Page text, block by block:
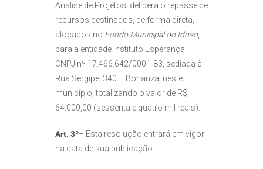
Análise de Projetos, delibera o repasse de
recursos destinados, de forma direta,
alocados no Fundo Municipal do Idoso,
para a entidade Instituto Esperança,
CNPJ nº 17.466.642/0001-83, sediada à
Rua Sergipe, 340 – Bonanza, neste
município, totalizando o valor de R$
64.000,00 (sessenta e quatro mil reais).
Art. 3º– Esta resolução entrará em vigor
na data de sua publicação.